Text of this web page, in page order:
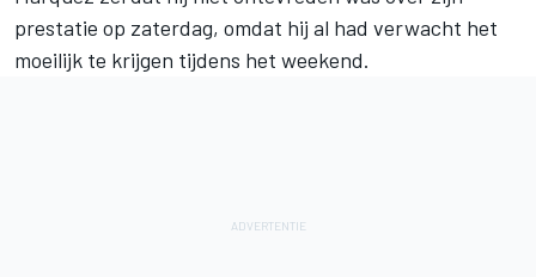
prestatie op zaterdag, omdat hij al had verwacht het
moeilijk te krijgen tijdens het weekend.